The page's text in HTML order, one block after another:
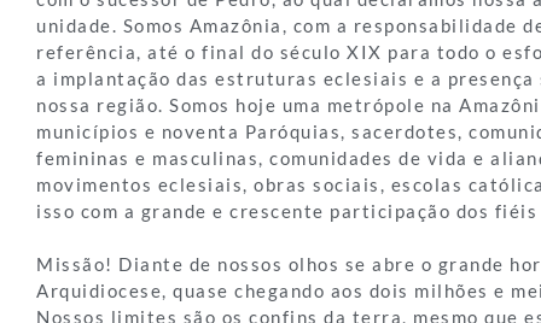
unidade. Somos Amazônia, com a responsabilidade
referência, até o final do século XIX para todo o
a implantação das estruturas eclesiais e a
nossa região. Somos hoje uma metrópole na
municípios e noventa Paróquias, sacerdotes,
femininas e masculinas, comunidades de vida e
movimentos eclesiais, obras sociais, escolas
isso com a grande e crescente participação dos
Missão! Diante de nossos olhos se abre o grande
Arquidiocese, quase chegando aos dois milhões e
Nossos limites são os confins da terra, mesmo que